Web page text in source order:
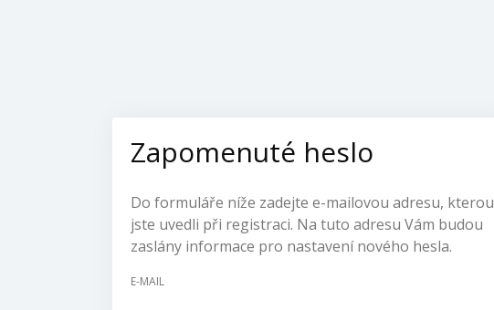
Zapomenuté heslo
Do formuláře níže zadejte e-mailovou adresu, kterou
jste uvedli při registraci. Na tuto adresu Vám budou
zaslány informace pro nastavení nového hesla.
E-MAIL